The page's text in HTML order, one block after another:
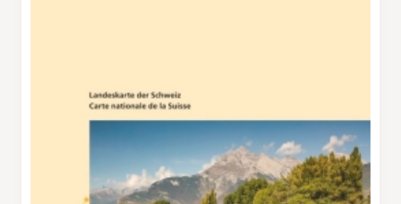
le chasselas, le johannisberg, le gamay et le
pinot noir sont les quatre principaux cépages
de la région, mais qu’il y a aussi des variétés
indigènes comme l’amigne, l’humagne, la
petite arvine, le cornalin ou le païen, sans
oublier les cépages de renommée